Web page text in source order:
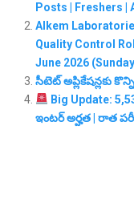
Posts | Freshers |
Alkem
Quality Control
June 2026
సీటెట్ అప్లికేషన్లకు
Big Update:
ఇంటర్ అర్హత | రాత